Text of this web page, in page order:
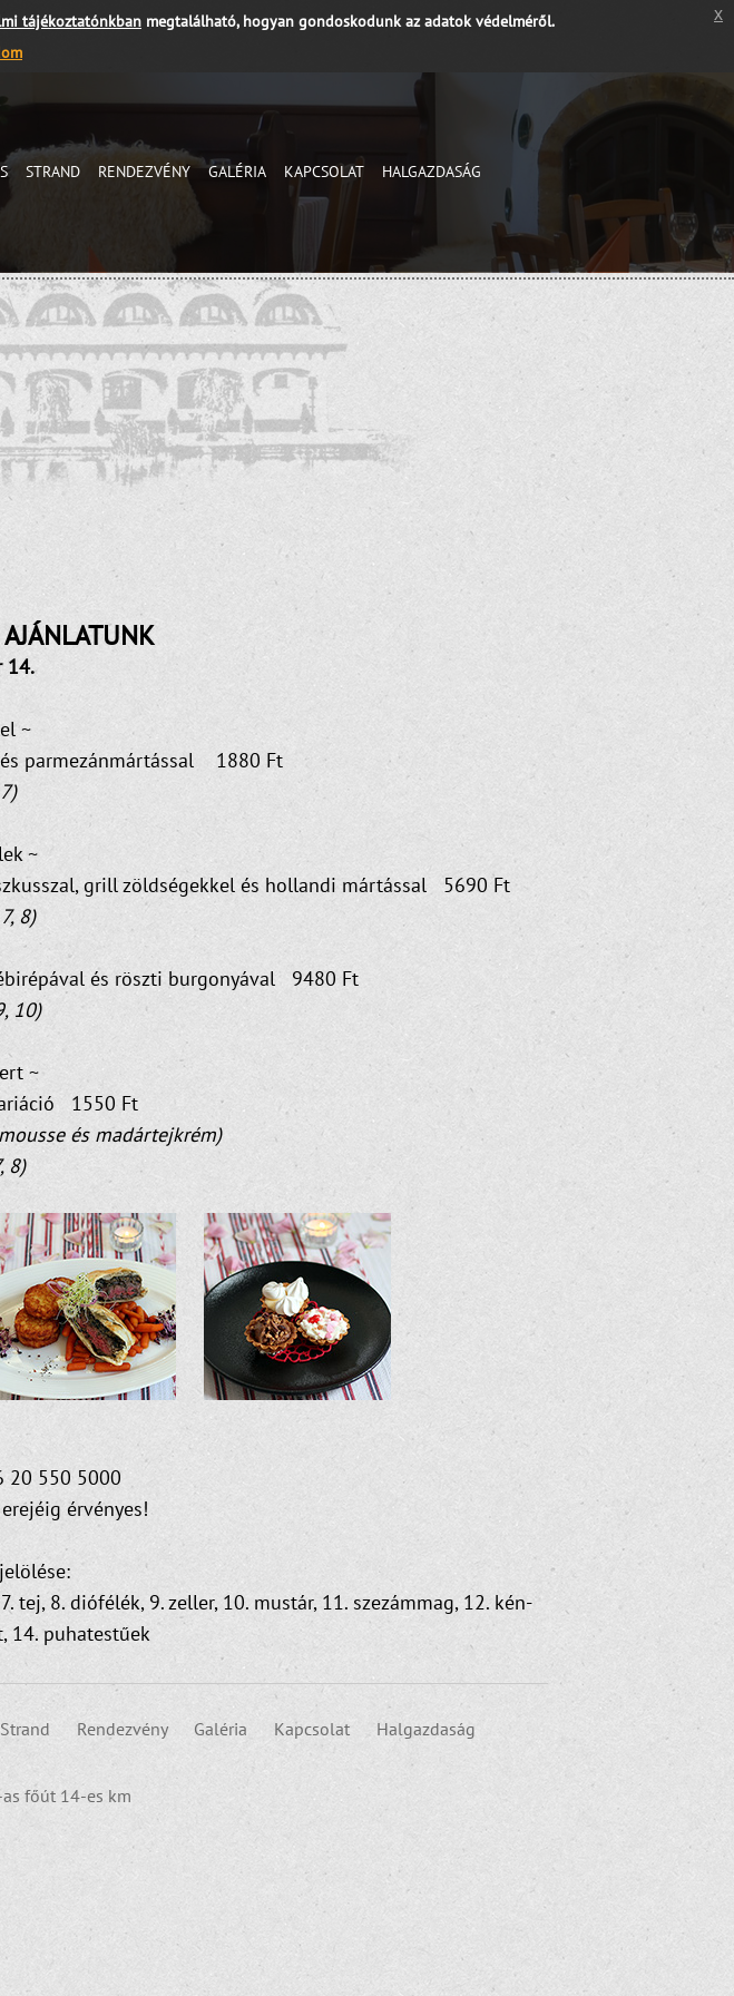
tájékoztatónkban megtalálható, hogyan gondoskodunk az adatok védelméről. x
STRAND RENDEZVÉNY GALÉRIA KAPCSOLAT HALGAZDASÁG
14.
~
parmezánmártással 1880 Ft
~
grill zöldségekkel és hollandi mártással 5690 Ft
8)
és röszti burgonyával 9480 Ft
10)
~
1550 Ft
és madártejkrém)
8)
20 550 5000
érvényes!
8. diófélék, 9. zeller, 10. mustár, 11. szezámmag, 12. kén-
14. puhatestűek
Strand Rendezvény Galéria Kapcsolat
Halgazdaság
főút 14-es km